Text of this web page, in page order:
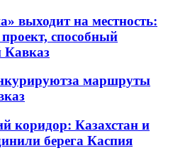
выходит на местность:
способный
маршруты
коридор: Казахстан и
берега Каспия